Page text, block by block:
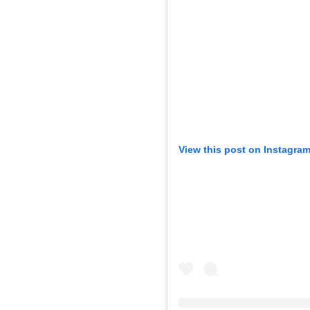
View this post on Instagram